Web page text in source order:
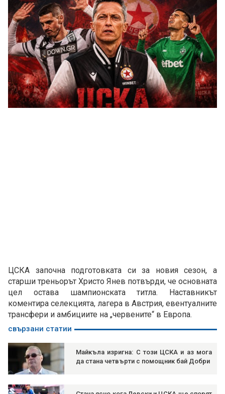
ЦСКА започна подготовката си за новия сезон, а
старши треньорът Христо Янев потвърди, че основната
цел остава шампионската титла. Наставникът
коментира селекцията, лагера в Австрия, евентуалните
трансфери и амбициите на „червените“ в Европа.
свързани статии
Майкъла изригна: С този ЦСКА и аз мога
да стана четвърти с помощник бай Добри